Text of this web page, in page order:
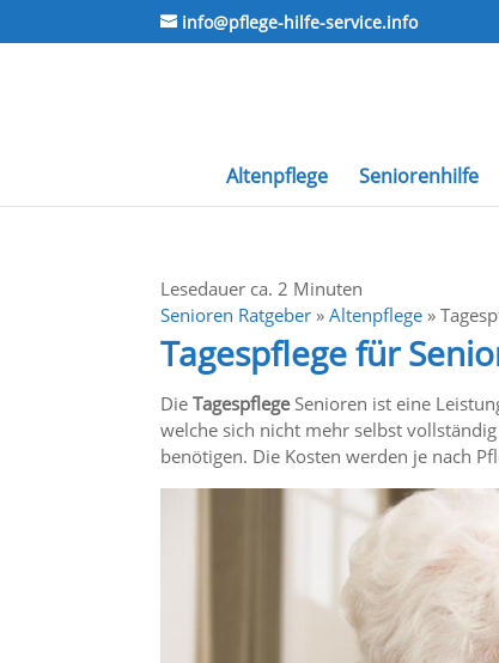
info@pflege-hilfe-service.info
Altenpflege Seniorenhilfe
Lesedauer ca. 2 Minuten
Senioren Ratgeber »Altenpflege »
Tagespflege für
DieTagespflegeSenioren ist eine
welche sich nicht mehr selbst
benötigen. Die Kosten werden je nach